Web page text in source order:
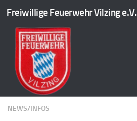
Zum Inhalt springen
Freiwillige Feuerwehr Vilzing e.V.
NEWS/INFOS